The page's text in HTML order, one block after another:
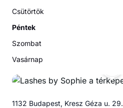
Csütörtök
Péntek
Szombat
Vasárnap
1132 Budapest, Kresz Géza u. 29.